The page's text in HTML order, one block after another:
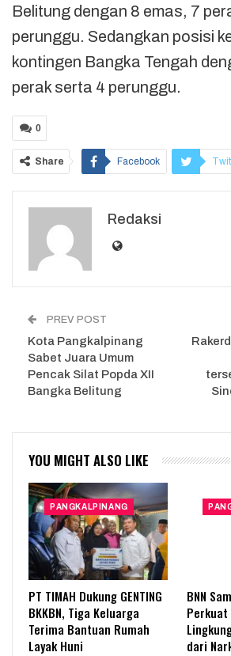
Belitung dengan 8 emas, 7
perunggu. Sedangkan posisi
kontingen Bangka Tengah
perak serta 4 perunggu.
0
Share Facebook
Redaksi
PREV POST
Kota Pangkalpinang
Sabet Juara Umum
Pencak Silat Popda XII
Bangka Belitung
YOU MIGHT ALSO LIKE
PANGKALPINANG
PT TIMAH Dukung GENTING
BKKBN, Tiga Keluarga
Terima Bantuan Rumah
Layak Huni
BNN
Perkuat
dari